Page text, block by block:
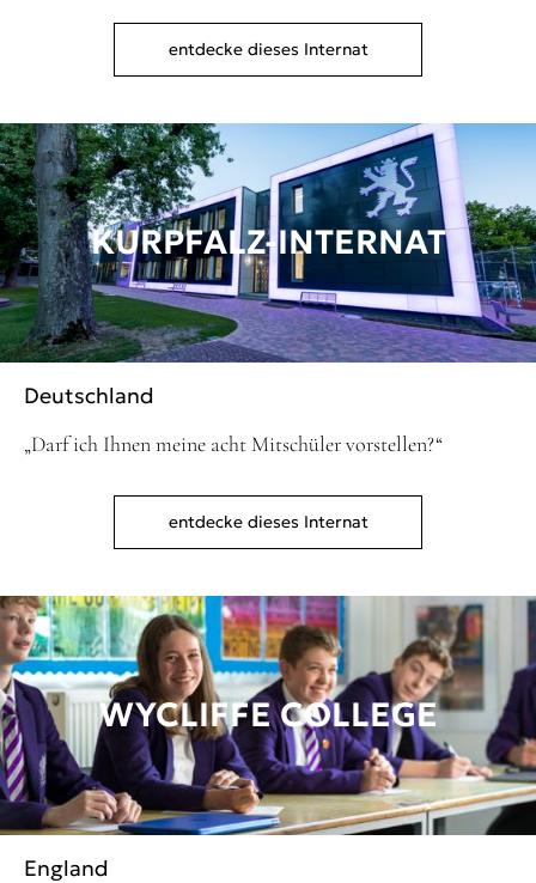
entdecke dieses Internat
KURPFALZ-INTERNAT
Deutschland
„Darf ich Ihnen meine acht Mitschüler vorstellen?“
entdecke dieses Internat
WYCLIFFE COLLEGE
England